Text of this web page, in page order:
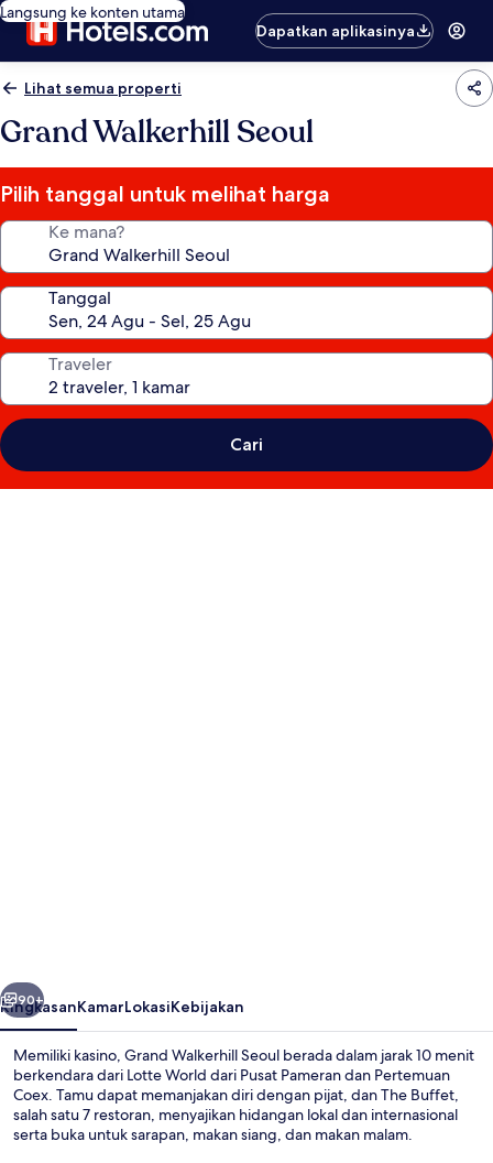
Langsung ke konten utama
Dapatkan aplikasinya
Lihat semua properti
Grand Walkerhill Seoul
Pilih tanggal untuk melihat harga
Ke mana?
Tanggal
Traveler
Cari
Berikutnya
90+
RingkasanKamarLokasiKebijakan
Memiliki kasino, Grand Walkerhill Seoul berada dalam jarak 10 menit
berkendara dari Lotte World dari Pusat Pameran dan Pertemuan
Coex. Tamu dapat memanjakan diri dengan pijat, dan The Buffet,
salah satu 7 restoran, menyajikan hidangan lokal dan internasional
serta buka untuk sarapan, makan siang, dan makan malam.